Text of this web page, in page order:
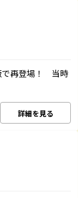
で再登場！ 当時
詳細を見る